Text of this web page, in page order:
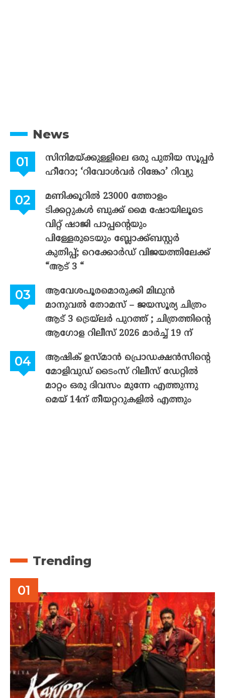
News
സിനിമയ്ക്കുള്ളിലെ ഒരു പുതിയ സൂപ്പർ
ഹീറോ; ‘റിവോൾവർ റിങ്കോ’ റിവ്യു
മണിക്കൂറിൽ 23000 ത്തോളം
ടിക്കറ്റുകൾ ബുക്ക് മൈ ഷോയിലൂടെ
വിറ്റ് ഷാജി പാപ്പന്റെയും
പിള്ളേരുടെയും ബ്ലോക്ക്ബസ്റ്റർ
കുതിപ്പ്; റെക്കോർഡ് വിജയത്തിലേക്ക്
“ആട് 3 “
ആവേശപൂരമൊരുക്കി മിഥുൻ
മാനുവൽ തോമസ് – ജയസൂര്യ ചിത്രം
ആട് 3 ട്രെയ്‌ലർ പുറത്ത് ; ചിത്രത്തിന്റെ
ആഗോള റിലീസ് 2026 മാർച്ച് 19 ന്
ആഷിക് ഉസ്മാൻ പ്രൊഡക്ഷൻസിന്റെ
മോളിവുഡ് ടൈംസ് റിലീസ് ഡേറ്റിൽ
മാറ്റം ഒരു ദിവസം മുന്നേ എത്തുന്നു
മെയ് 14ന് തീയറ്ററുകളിൽ എത്തും
Trending